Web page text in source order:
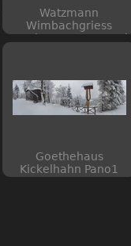
Watzmann
Wimbachgriess
Koenigsee Pano-2 web
Goethehaus
Kickelhahn Pano1